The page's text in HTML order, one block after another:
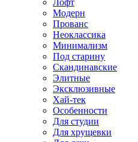
Модерн
Прованс
Неоклассика
Минимализм
Под старину
Скандинавские
Элитные
Эксклюзивные
Хай-тек
Особенности
Для студии
Для хрущевки